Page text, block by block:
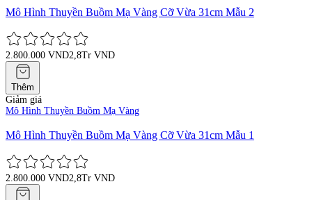
Mô Hình Thuyền Buồm Mạ Vàng Cỡ Vừa 31cm Mẫu 2
2.800.000 VND2,8Tr VND
Thêm
Giảm giá
Mô Hình Thuyền Buồm Mạ Vàng
Mô Hình Thuyền Buồm Mạ Vàng Cỡ Vừa 31cm Mẫu 1
2.800.000 VND2,8Tr VND